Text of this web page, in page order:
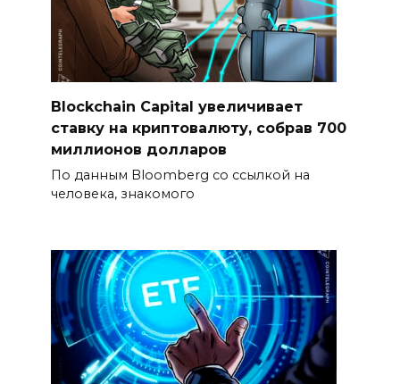
Blockchain Capital увеличивает
ставку на криптовалюту, собрав 700
миллионов долларов
По данным Bloomberg со ссылкой на
человека, знакомого